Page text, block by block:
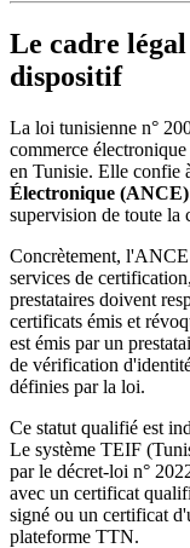
Le cadre
dispositif
La loi tunisienne n°
commerce
en Tunisie. Elle confie
Électronique (ANCE)
supervision de toute la
Concrètement, l'ANCE
services de
prestataires doivent
certificats émis et
est émis par un
de vérification
définies par la loi.
Ce statut qualifié est
Le système TEIF
par le décret-loi n°
avec un certificat
signé ou un certificat
plateforme TTN.